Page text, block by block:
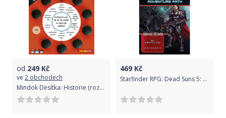
od 249 Kč
ve 2 obchodech
Mindok Desítka: Historie (rozšíření)
469 Kč
Starfinder RPG: Dead Suns 5: The Thirteenth Gate